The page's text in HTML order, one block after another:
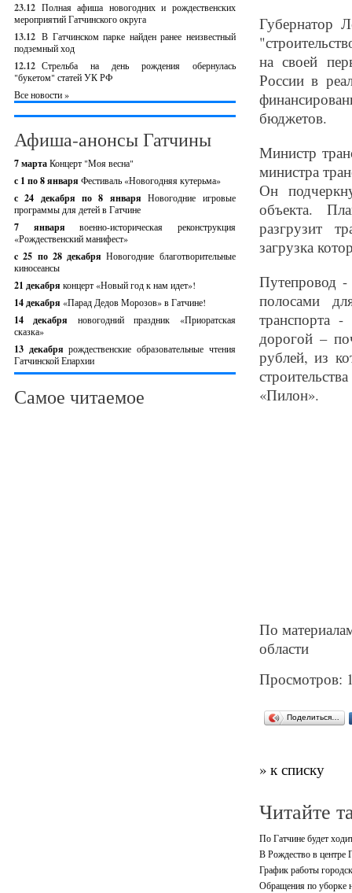
23.12 Полная афиша новогодних и рождественских
мероприятий Гатчинского округа
13.12 В Гатчинском парке найден ранее неизвестный
подземный ход
12.12 Стрельба на день рождения обернулась
"букетом" статей УК РФ
Все новости »
Афиша-анонсы Гатчины
7 мартаКонцерт "Моя весна"
с 1 по 8 января Фестиваль «Новогодняя кутерьма»
с 24 декабря по 8 январяНовогодние игровые
программы для детей в Гатчине
7 январявоенно-историческая реконструкция
«Рождественский манифест»
c 25 по 28 декабряНовогодние благотворительные
киносеансы
21 декабря концерт «Новый год к нам идет»!
14 декабря «Парад Дедов Морозов» в Гатчине!
14 декабря новогодний праздник «Приоратская
сказка»
13 декабрярождественские образовательные чтения
Гатчинской Епархии
Самое читаемое
Губернатор
на своей
России в
бюджетов.
Министр
министра
Он
объекта.
разгрузит
загрузка
Путепровод -
полосами
транспорта
дорогой –
рублей, из
«Пилон».
По
области
Просмотров:
Поделиться…
» к списку
Читайте
По Гатчине будет
В Рождество в центре
График работы
Обращения по уборке